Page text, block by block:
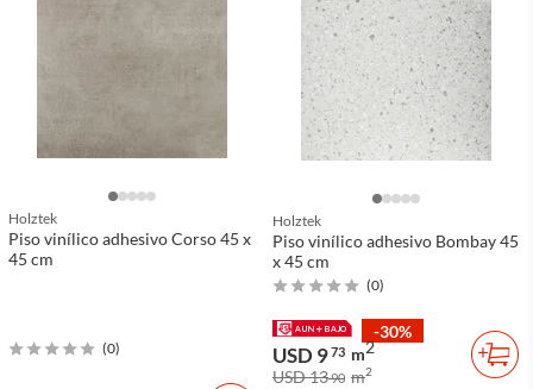
Holztek
Piso vinílico adhesivo Corso 45 x
45 cm
(0)
Holztek
Piso vinílico adhesivo Bombay 45
x 45 cm
(0)
-30%
USD 973 m2
USD 1390 m2